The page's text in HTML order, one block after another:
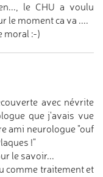
le CHU a voulu
le moment ca va ....
moral :-)
avec névrite
que j'avais vue
ami neurologue "ouf
!"
le savoir...
comme traitement et